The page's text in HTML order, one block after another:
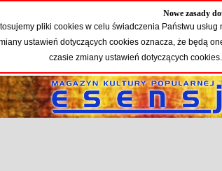
Nowe zasady
pliki cookies w celu świadczenia Państwu
ustawień dotyczących cookies oznacza, że będą
czasie zmiany ustawień dotyczących